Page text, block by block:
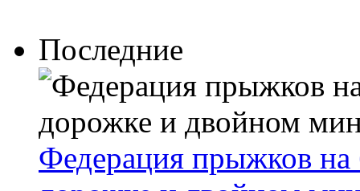
Последние
Федерация прыжков на